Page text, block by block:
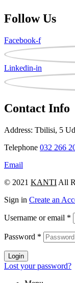
Follow Us
Facebook-f
Linkedin-in
Contact Info
Address: Tbilisi, 5
Telephone 032 266
Email
© 2021 KANTI All
Sign in Create an
Username or email *
Password *
Login
Lost your password?